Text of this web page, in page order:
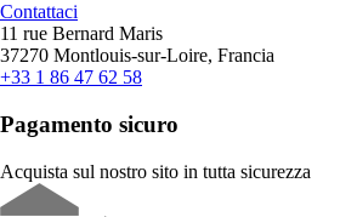
Contattaci
11 rue Bernard Maris
37270 Montlouis-sur-Loire, Francia
+33 1 86 47 62 58
Pagamento sicuro
Acquista sul nostro sito in tutta sicurezza